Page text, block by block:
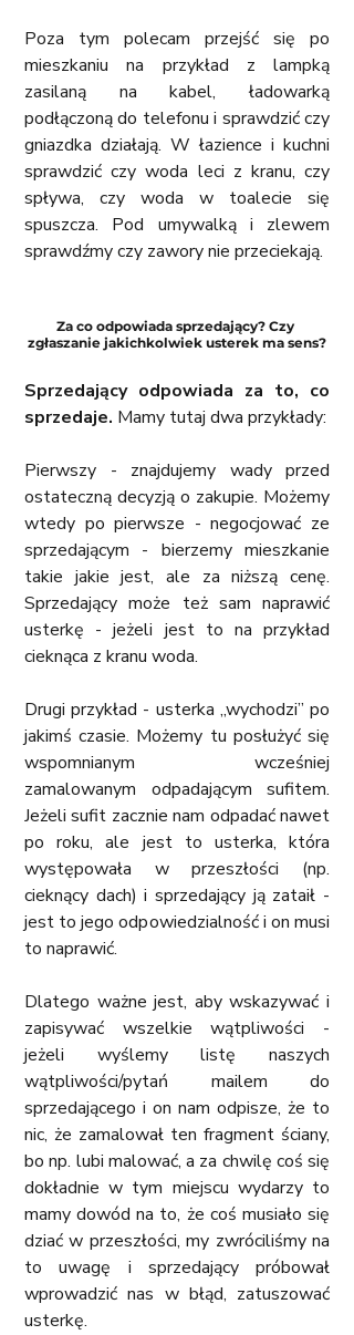
Poza tym polecam przejść się po
mieszkaniu na przykład z lampką
zasilaną na kabel, ładowarką
podłączoną do telefonu i sprawdzić czy
gniazdka działają. W łazience i kuchni
sprawdzić czy woda leci z kranu, czy
spływa, czy woda w toalecie się
spuszcza. Pod umywalką i zlewem
sprawdźmy czy zawory nie przeciekają.
Za co odpowiada sprzedający? Czy
zgłaszanie jakichkolwiek usterek ma sens?
Sprzedający odpowiada za to, co
sprzedaje. Mamy tutaj dwa przykłady:
Pierwszy - znajdujemy wady przed
ostateczną decyzją o zakupie. Możemy
wtedy po pierwsze - negocjować ze
sprzedającym - bierzemy mieszkanie
takie jakie jest, ale za niższą cenę.
Sprzedający może też sam naprawić
usterkę - jeżeli jest to na przykład
cieknąca z kranu woda.
Drugi przykład - usterka „wychodzi” po
jakimś czasie. Możemy tu posłużyć się
wspomnianym wcześniej
zamalowanym odpadającym sufitem.
Jeżeli sufit zacznie nam odpadać nawet
po roku, ale jest to usterka, która
występowała w przeszłości (np.
cieknący dach) i sprzedający ją zataił -
jest to jego odpowiedzialność i on musi
to naprawić.
Dlatego ważne jest, aby wskazywać i
zapisywać wszelkie wątpliwości -
jeżeli wyślemy listę naszych
wątpliwości/pytań mailem do
sprzedającego i on nam odpisze, że to
nic, że zamalował ten fragment ściany,
bo np. lubi malować, a za chwilę coś się
dokładnie w tym miejscu wydarzy to
mamy dowód na to, że coś musiało się
dziać w przeszłości, my zwróciliśmy na
to uwagę i sprzedający próbował
wprowadzić nas w błąd, zatuszować
usterkę.